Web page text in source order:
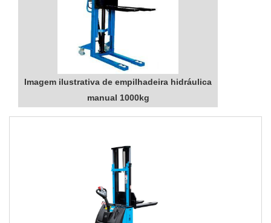
Imagem ilustrativa de empilhadeira hidráulica
manual 1000kg